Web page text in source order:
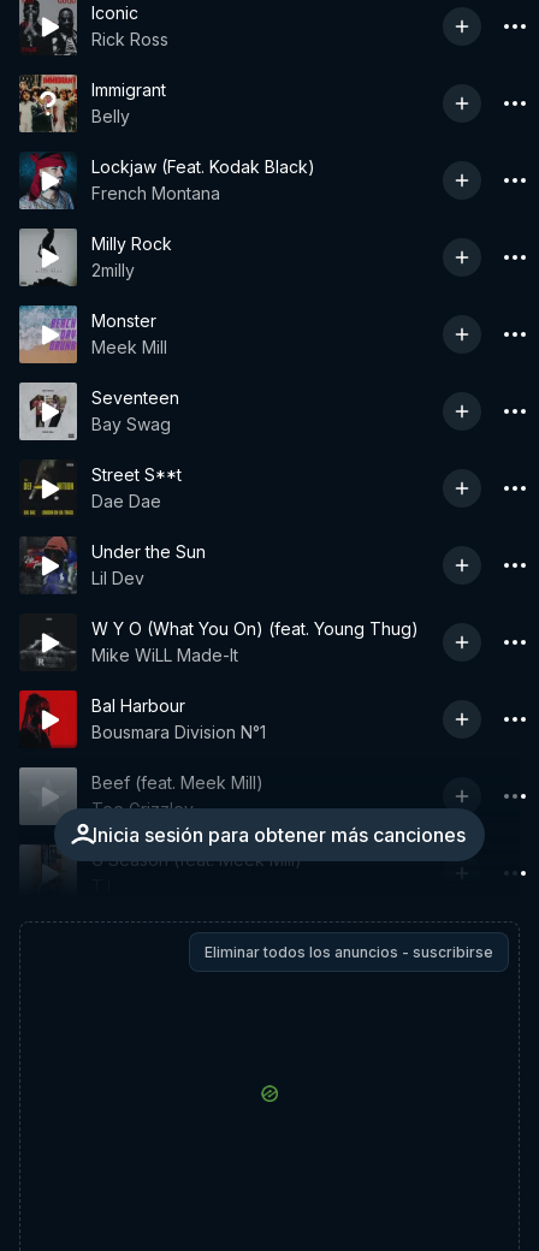
Iconic
Rick Ross
Immigrant
Belly
Lockjaw (Feat. Kodak Black)
French Montana
Milly Rock
2milly
Monster
Meek Mill
Seventeen
Bay Swag
Street S**t
Dae Dae
Under the Sun
Lil Dev
W Y O (What You On) (feat. Young Thug)
Mike WiLL Made-It
Bal Harbour
Bousmara Division N°1
Inicia sesión para obtener más canciones
Beef (feat. Meek Mill)
Tee Grizzley
G Season (feat. Meek Mill)
Eliminar todos los anuncios - suscribirse